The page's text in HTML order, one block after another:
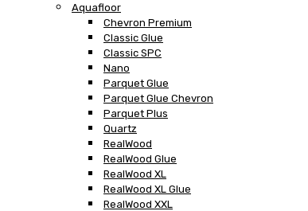
Aquafloor
Chevron Premium
Classic Glue
Classic SPC
Nano
Parquet Glue
Parquet Glue Chevron
Parquet Plus
Quartz
RealWood
RealWood Glue
RealWood XL
RealWood XL Glue
RealWood XXL